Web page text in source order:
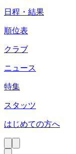
日程・結果
順位表
クラブ
ニュース
特集
スタッツ
はじめての方へ